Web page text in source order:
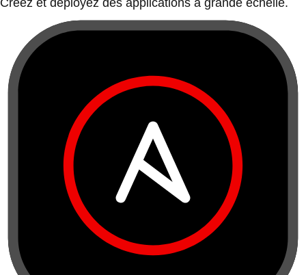
Créez et déployez des applications à grande échelle.